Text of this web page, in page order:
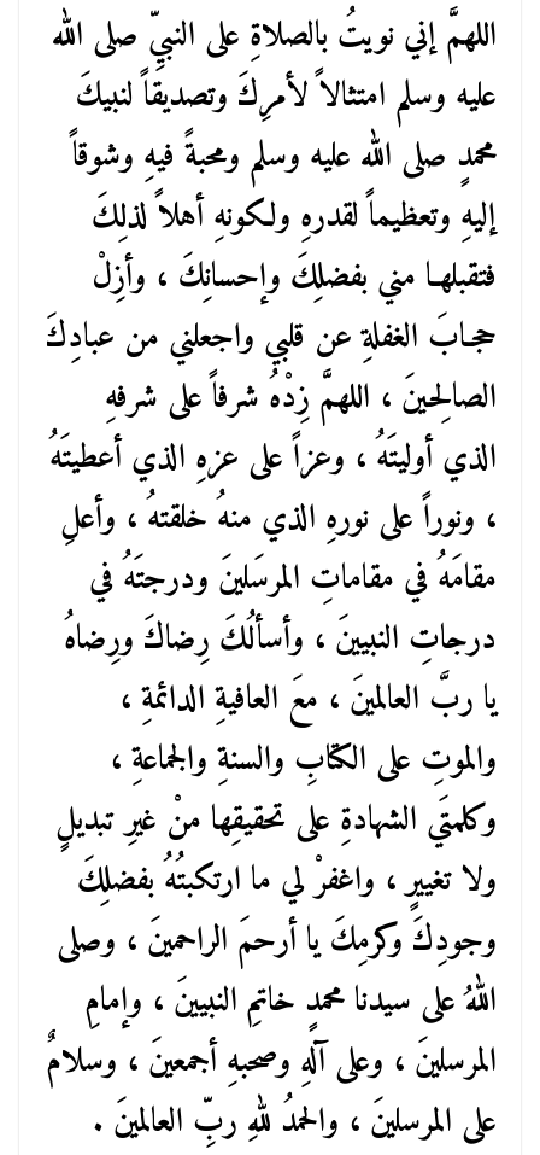
اللهمَّ إني نويتُ بالصلاةِ على النبيِّ صلى الله
عليه وسلم امتثالاً لأمرِكَ وتصديقاً لنبيكَ
محمدٍ صلى الله عليه وسلم ومحبةً فيهِ وشوقاً
إليهِ وتعظيماً لقدرهِ ولكونهِ أهلاً لذلِكَ
فتقبلهـا مني بفضلِكَ وإحسانِكَ ، وأزِلْ
حجـابَ الغفلةِ عن قلبي واجعلني من عبادِكَ
الصالِحينَ ، اللهمَّ زِدْهُ شرفاً على شرفهِ
الذي أوليتَهُ ، وعزاً على عزهِ الذي أعطيتَهُ
، ونوراً على نورهِ الذي منهُ خلقتهُ ، وأعلِ
مقامَهُ في مقاماتِ المرسَلينَ ودرجتَهُ في
درجاتِ النبيينَ ، وأسألُكَ رِضاكَ ورِضاهُ
يا ربَّ العالمينَ ، معَ العافيةِ الدائمةِ ،
والموتِ على الكتابِ والسنةِ والجماعةِ ،
وكلمتَي الشهادةِ على تحقيقِها منْ غيرِ تبديلٍ
ولا تغييرٍ ، واغفرْ لي ما ارتكبتُهُ بفضلِكَ
وجودِكَ وكرمِكَ يا أرحمَ الراحمينَ ، وصلى
اللهُ على سيدنا محمدٍ خاتمِ النبيينَ ، وإمامِ
المرسلينَ ، وعلى آلهِ وصحبهِ أجمعينَ ، وسلامٌ
على المرسلينَ ، والحمدُ للهِ ربِّ العالمينَ .